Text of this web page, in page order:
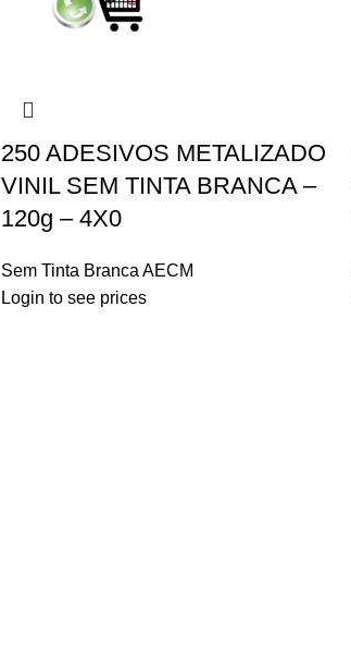
250 ADESIVOS METALIZADO
VINIL SEM TINTA BRANCA –
120g – 4X0
Sem Tinta Branca AECM
Login to see prices